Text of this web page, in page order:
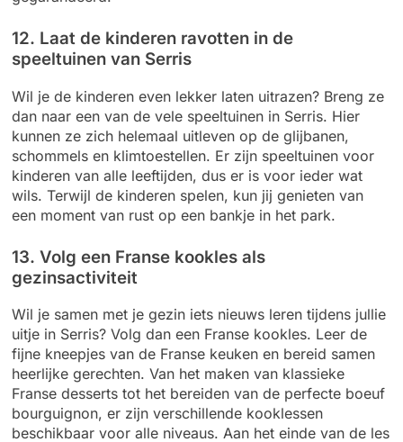
12. Laat de kinderen ravotten in de
speeltuinen van Serris
Wil je de kinderen even lekker laten uitrazen? Breng ze
dan naar een van de vele speeltuinen in Serris. Hier
kunnen ze zich helemaal uitleven op de glijbanen,
schommels en klimtoestellen. Er zijn speeltuinen voor
kinderen van alle leeftijden, dus er is voor ieder wat
wils. Terwijl de kinderen spelen, kun jij genieten van
een moment van rust op een bankje in het park.
13. Volg een Franse kookles als
gezinsactiviteit
Wil je samen met je gezin iets nieuws leren tijdens jullie
uitje in Serris? Volg dan een Franse kookles. Leer de
fijne kneepjes van de Franse keuken en bereid samen
heerlijke gerechten. Van het maken van klassieke
Franse desserts tot het bereiden van de perfecte boeuf
bourguignon, er zijn verschillende kooklessen
beschikbaar voor alle niveaus. Aan het einde van de les